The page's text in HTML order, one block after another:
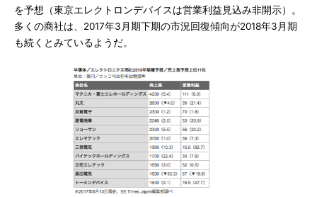
を予想（東京エレクトロンデバイスは営業利益見込み非開示）。
多くの商社は、2017年3月期下期の市況回復傾向が2018年3月期
も続くとみているようだ。